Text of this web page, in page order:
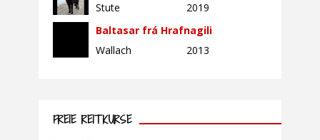
Stute
2019
Baltasar frá Hrafnagili
Wallach
2013
FREIE REITKURSE